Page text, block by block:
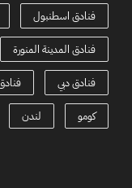
فنادق اسطنبول
فنادق المدينة المنورة
فنادق دبي
كومو لندن